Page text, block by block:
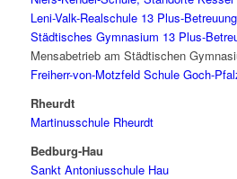
Leni-Valk-Realschule 13 Plus-Betreuung
Städtisches Gymnasium 13 Plus-
Mensabetrieb am Städtischen
Freiherr-von-Motzfeld Schule Goch-
Rheurdt
Martinusschule Rheurdt
Bedburg-Hau
Sankt Antoniusschule Hau